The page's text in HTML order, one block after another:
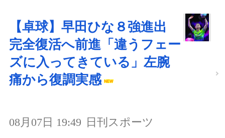
【卓球】早田ひな８強進出
完全復活へ前進「違うフェー
ズに入ってきている」左腕
痛から復調実感
08月07日 19:49 日刊スポーツ